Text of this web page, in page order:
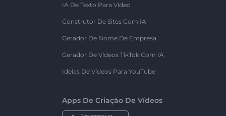
IA De Texto Para Vídeo
Construtor De Sites Com IA
Gerador De Nome De Empresa
Gerador De Vídeos TikTok Com IA
Ideias De Vídeos Para YouTube
Apps De Criação De Vídeos